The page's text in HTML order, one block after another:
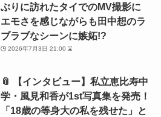
ぶりに訪れたタイでのMV撮影に
エモさを感じながらも田中想のラ
ブラブなシーンに嫉妬!?
2026年7月3日 21:00 ⌛
📎 【インタビュー】私立恵比寿中
学・風見和香が1st写真集を発売！
「18歳の等身大の私を残せた」と